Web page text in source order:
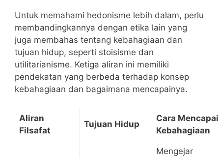
Untuk memahami hedonisme lebih dalam, perlu
membandingkannya dengan etika lain yang
juga membahas tentang kebahagiaan dan
tujuan hidup, seperti stoisisme dan
utilitarianisme. Ketiga aliran ini memiliki
pendekatan yang berbeda terhadap konsep
kebahagiaan dan bagaimana mencapainya.
Aliran
Filsafat
Tujuan Hidup
Cara Mencapai
Kebahagiaan
Mengejar